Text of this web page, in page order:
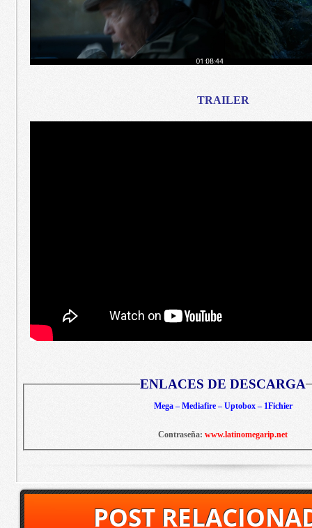
TRAILER
ENLACES DE DESCARGA
Mega – Mediafire – Uptobox – 1Fichier
Contraseña: www.latinomegarip.net
POST